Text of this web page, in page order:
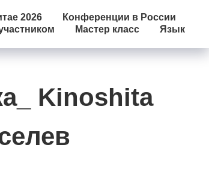
2026
Конференции в России
Мастер класс Язык
Kinoshita